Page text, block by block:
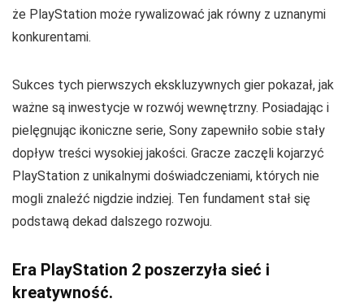
że PlayStation może rywalizować jak równy z uznanymi
konkurentami.
Sukces tych pierwszych ekskluzywnych gier pokazał, jak
ważne są inwestycje w rozwój wewnętrzny. Posiadając i
pielęgnując ikoniczne serie, Sony zapewniło sobie stały
dopływ treści wysokiej jakości. Gracze zaczęli kojarzyć
PlayStation z unikalnymi doświadczeniami, których nie
mogli znaleźć nigdzie indziej. Ten fundament stał się
podstawą dekad dalszego rozwoju.
Era PlayStation 2 poszerzyła sieć i
kreatywność.